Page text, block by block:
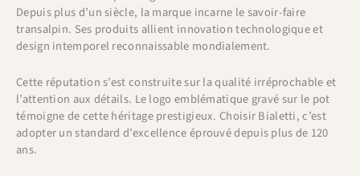
Depuis plus d’un siècle, la marque incarne le savoir-faire
transalpin. Ses produits allient innovation technologique et
design intemporel reconnaissable mondialement.
Cette réputation s’est construite sur la qualité irréprochable et
l’attention aux détails. Le logo emblématique gravé sur le pot
témoigne de cette héritage prestigieux. Choisir Bialetti, c’est
adopter un standard d’excellence éprouvé depuis plus de 120
ans.